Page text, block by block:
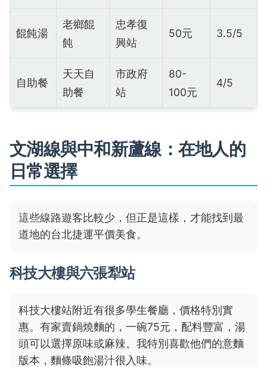
餛飩湯
老鄉餛
飩
忠孝復
興站
50元 3.5/5
自助餐
天天自
助餐
市政府
站
80-
100元
4/5
文湖線與中和新蘆線：在地人的
日常選擇
這些線路遊客比較少，但正是這樣，才能找到最
道地的台北捷運平價美食。
科技大樓與六張犁站
科技大樓站附近有很多學生餐廳，價格特別實
惠。有家賣鍋燒麵的，一碗75元，配料豐富，湯
頭可以選擇原味或麻辣。我特別喜歡他們的意麵
版本，麵條吸飽湯汁很入味。